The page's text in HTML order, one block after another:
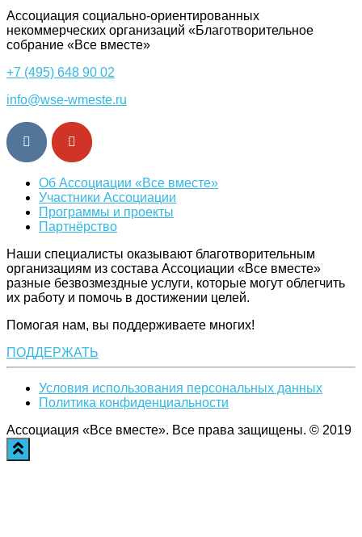
Ассоциация cоциально-ориентированных
некоммерческих организаций «Благотворительное
собрание «Все вместе»
+7 (495) 648 90 02
info@wse-wmeste.ru
Об Ассоциации «Все вместе»
Участники Ассоциации
Программы и проекты
Партнёрство
Наши специалисты оказывают благотворительным
организациям из состава Ассоциации «Все вместе»
разные безвозмездные услуги, которые могут облегчить
их работу и помочь в достижении целей.
Помогая нам, вы поддерживаете многих!
ПОДДЕРЖАТЬ
Условия использования персональных данных
Политика конфиденциальности
Ассоциация «Все вместе». Все права защищены. © 2019